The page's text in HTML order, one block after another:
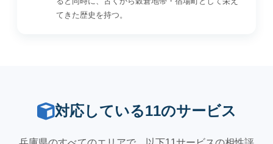
てきた歴史を持つ。
対応している11のサービス